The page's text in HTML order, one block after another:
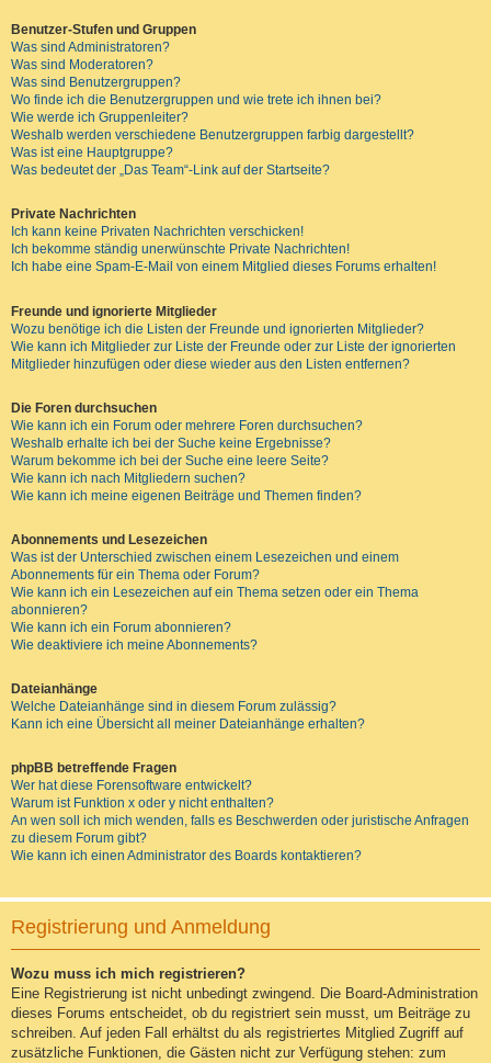
Benutzer-Stufen und Gruppen
Was sind Administratoren?
Was sind Moderatoren?
Was sind Benutzergruppen?
Wo finde ich die Benutzergruppen und wie trete ich ihnen bei?
Wie werde ich Gruppenleiter?
Weshalb werden verschiedene Benutzergruppen farbig dargestellt?
Was ist eine Hauptgruppe?
Was bedeutet der „Das Team“-Link auf der Startseite?
Private Nachrichten
Ich kann keine Privaten Nachrichten verschicken!
Ich bekomme ständig unerwünschte Private Nachrichten!
Ich habe eine Spam-E-Mail von einem Mitglied dieses Forums erhalten!
Freunde und ignorierte Mitglieder
Wozu benötige ich die Listen der Freunde und ignorierten Mitglieder?
Wie kann ich Mitglieder zur Liste der Freunde oder zur Liste der ignorierten
Mitglieder hinzufügen oder diese wieder aus den Listen entfernen?
Die Foren durchsuchen
Wie kann ich ein Forum oder mehrere Foren durchsuchen?
Weshalb erhalte ich bei der Suche keine Ergebnisse?
Warum bekomme ich bei der Suche eine leere Seite?
Wie kann ich nach Mitgliedern suchen?
Wie kann ich meine eigenen Beiträge und Themen finden?
Abonnements und Lesezeichen
Was ist der Unterschied zwischen einem Lesezeichen und einem
Abonnements für ein Thema oder Forum?
Wie kann ich ein Lesezeichen auf ein Thema setzen oder ein Thema
abonnieren?
Wie kann ich ein Forum abonnieren?
Wie deaktiviere ich meine Abonnements?
Dateianhänge
Welche Dateianhänge sind in diesem Forum zulässig?
Kann ich eine Übersicht all meiner Dateianhänge erhalten?
phpBB betreffende Fragen
Wer hat diese Forensoftware entwickelt?
Warum ist Funktion x oder y nicht enthalten?
An wen soll ich mich wenden, falls es Beschwerden oder juristische Anfragen
zu diesem Forum gibt?
Wie kann ich einen Administrator des Boards kontaktieren?
Registrierung und Anmeldung
Wozu muss ich mich registrieren?
Eine Registrierung ist nicht unbedingt zwingend. Die Board-Administration
dieses Forums entscheidet, ob du registriert sein musst, um Beiträge zu
schreiben. Auf jeden Fall erhältst du als registriertes Mitglied Zugriff auf
zusätzliche Funktionen, die Gästen nicht zur Verfügung stehen: zum